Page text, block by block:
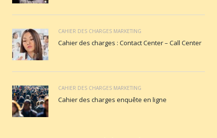
CAHIER DES CHARGES MARKETING
Cahier des charges : Contact Center – Call Center
CAHIER DES CHARGES MARKETING
Cahier des charges enquête en ligne